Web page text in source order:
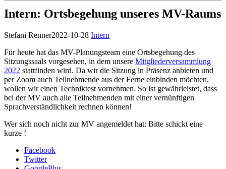
Intern: Ortsbegehung unseres MV-Raums
Stefani Renner2022-10-28 Intern
Für heute hat das MV-Planungsteam eine Ortsbegehung des
Sitzungssaals vorgesehen, in dem unsere Mitgliederversammlung
2022 stattfinden wird. Da wir die Sitzung in Präsenz anbieten und
per Zoom auch Teilnehmende aus der Ferne einbinden möchten,
wollen wir einen Techniktest vornehmen. So ist gewährleistet, dass
bei der MV auch alle Teilnehmenden mit einer vernünftigen
Sprachverständlichkeit rechnen können!
Wer sich noch nicht zur MV angemeldet hat: Bitte schickt eine
kurze !
Facebook
Twitter